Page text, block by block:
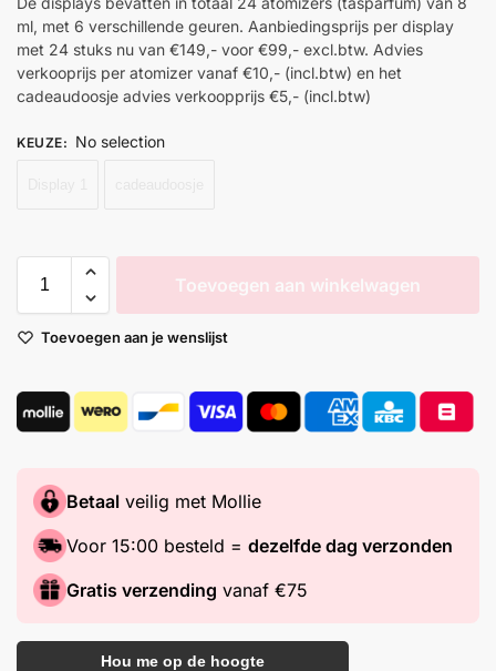
ml, met 6 verschillende geuren. Aanbiedingsprijs per display
met 24 stuks nu van €149,- voor €99,- excl.btw. Advies
verkooprijs per atomizer vanaf €10,- (incl.btw) en het
cadeaudoosje advies verkoopprijs €5,- (incl.btw)
KEUZE: No selection
Toevoegen aan winkelwagen
Toevoegen aan je wenslijst
Betaal veilig met Mollie
Voor 15:00 besteld = dezelfde dag verzonden
Gratis verzending vanaf €75
Hou me op de hoogte